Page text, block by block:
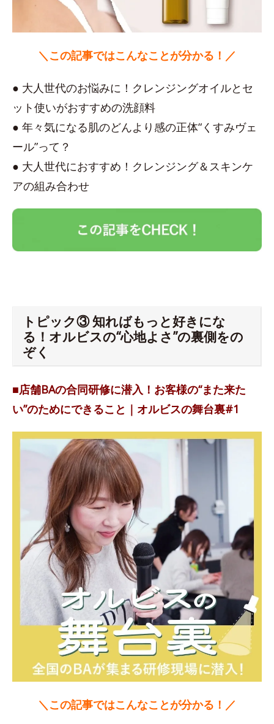
＼この記事ではこんなことが分かる！／
● 大人世代のお悩みに！クレンジングオイルとセ
ット使いがおすすめの洗顔料
● 年々気になる肌のどんより感の正体“くすみヴェ
ール”って？
● 大人世代におすすめ！クレンジング＆スキンケ
アの組み合わせ
トピック③ 知ればもっと好きにな
る！オルビスの“心地よさ”の裏側をの
ぞく
■店舗BAの合同研修に潜入！お客様の“また来た
い”のためにできること｜オルビスの舞台裏#1
＼この記事ではこんなことが分かる！／